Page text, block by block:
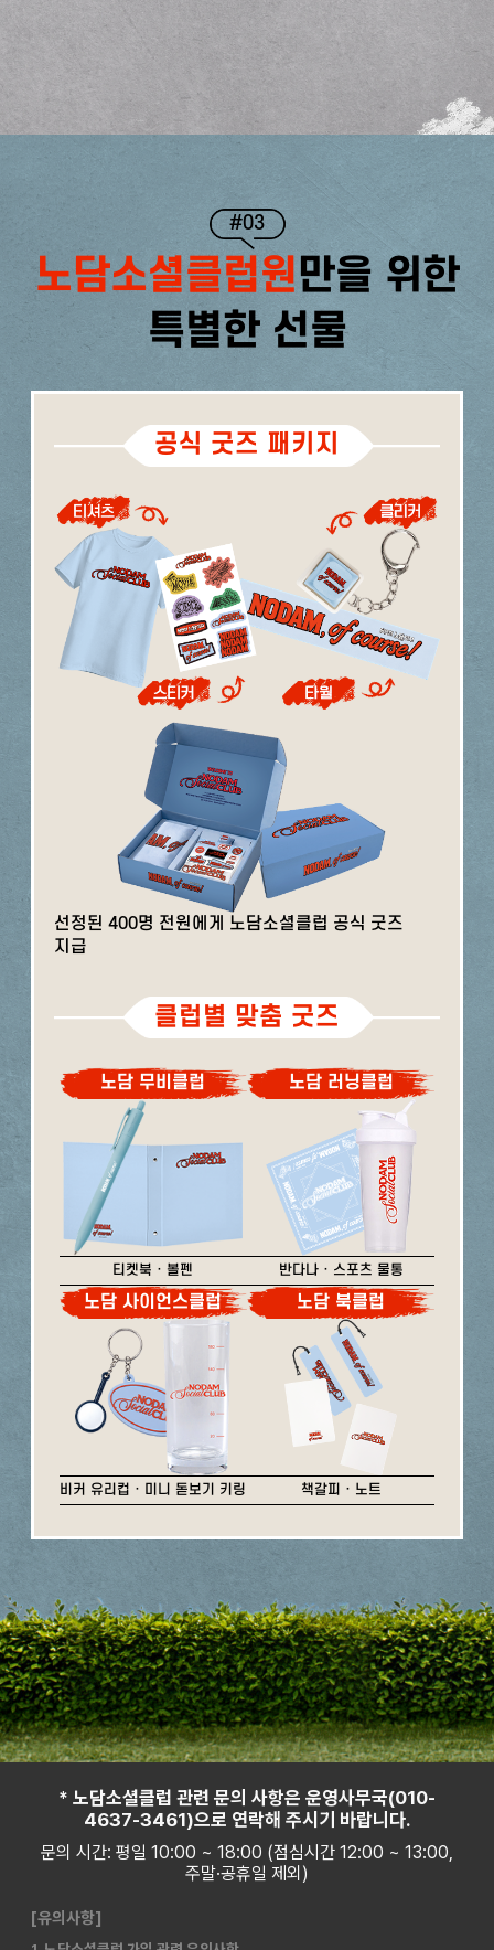
#03
노담소셜클럽원만을 위한
특별한 선물
공식 굿즈 패키지
선정된 400명 전원에게 노담소셜클럽 공식 굿즈
지급
클럽별 맞춤 굿즈
노담 무비클럽
티켓북 · 볼펜
노담 러닝클럽
반다나 · 스포츠 물통
노담 사이언스클럽
비커 유리컵 · 미니 돋보기 키링
노담 북클럽
책갈피 · 노트
* 노담소셜클럽 관련 문의 사항은 운영사무국(010-
4637-3461)으로 연락해 주시기 바랍니다.
문의 시간: 평일 10:00 ~ 18:00 (점심시간 12:00 ~ 13:00,
주말·공휴일 제외)
[유의사항]